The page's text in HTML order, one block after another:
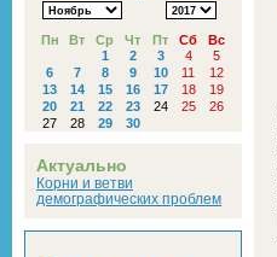
Пн Вт Ср Чт Пт Сб
Вс
1
2 3 4
5
6
7 8 9 10 11
12
13
14 15 16 17 18
19
20
21 22 23 24 25
26
27
28 29 30
Актуально
Корни и ветви
демографических проблем